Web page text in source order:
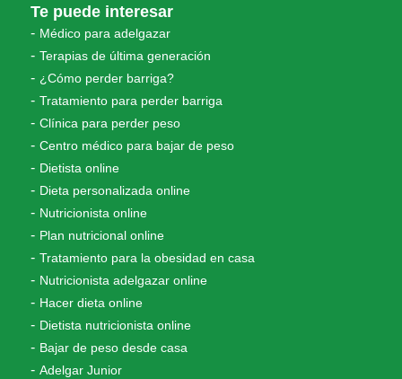
Te puede interesar
Médico para adelgazar
Terapias de última generación
¿Cómo perder barriga?
Tratamiento para perder barriga
Clínica para perder peso
Centro médico para bajar de peso
Dietista online
Dieta personalizada online
Nutricionista online
Plan nutricional online
Tratamiento para la obesidad en casa
Nutricionista adelgazar online
Hacer dieta online
Dietista nutricionista online
Bajar de peso desde casa
Adelgar Junior